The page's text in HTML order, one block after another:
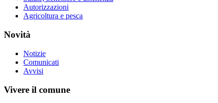
Autorizzazioni
Agricoltura e pesca
Novità
Notizie
Comunicati
Avvisi
Vivere il comune